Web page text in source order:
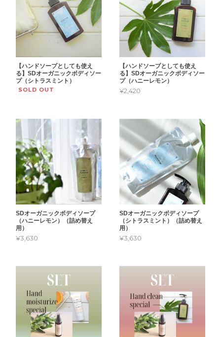
【ハンドソープとしても使え
る】SDオーガニックボディソー
プ（シトラスミント）
SOLD OUT
【ハンドソープとしても使え
る】SDオーガニックボディソー
プ（ハニーレモン）
¥2,420
SDオーガニックボディソープ
（ハニーレモン）（詰め替え
用）
¥3,630
SDオーガニックボディソープ
（シトラスミント）（詰め替え
用）
¥3,630